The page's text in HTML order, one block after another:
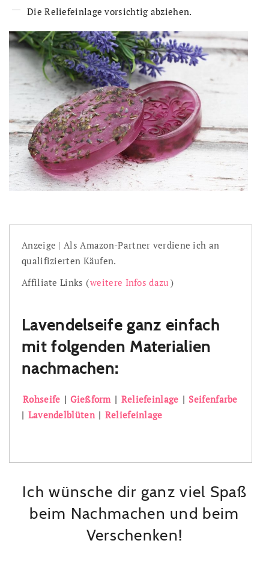
Die Reliefeinlage vorsichtig abziehen.
Anzeige | Als Amazon-Partner verdiene ich an
qualifizierten Käufen.
Affiliate Links (weitere Infos dazu )
Lavendelseife ganz einfach
mit folgenden Materialien
nachmachen:
Rohseife | Gießform | Reliefeinlage | Seifenfarbe
| Lavendelblüten | Reliefeinlage
Ich wünsche dir ganz viel Spaß
beim Nachmachen und beim
Verschenken!